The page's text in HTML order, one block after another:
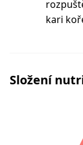
kari
Složení